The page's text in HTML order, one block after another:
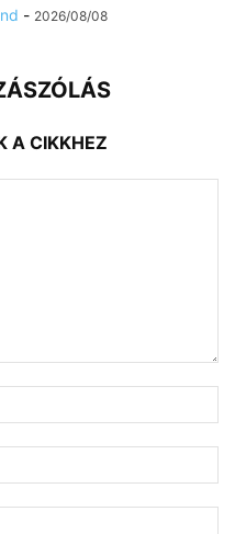
- 2026/08/08
A CIKKHEZ